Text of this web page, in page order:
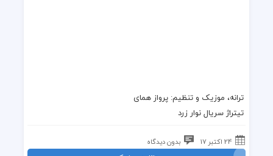
ترانه، موزیک و تنظیم:پرواز همای
تیتراژ سریال نوار زرد
24 اکتبر 17 بدون دیدگاه